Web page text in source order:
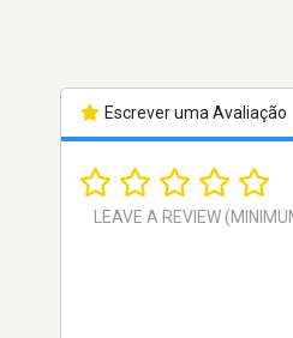
Escrever uma Avaliação